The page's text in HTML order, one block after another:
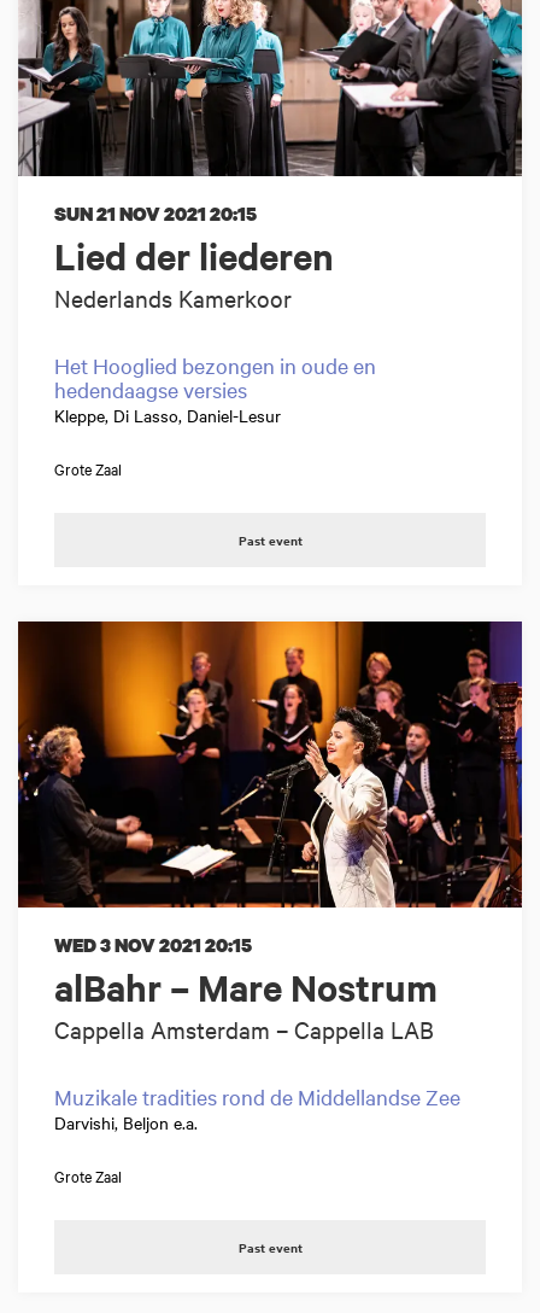
Lied der liederen
Nederlands Kamerkoor
SUN 21 NOV 202120:15
Het Hooglied bezongen in oude en
hedendaagse versies
Kleppe, Di Lasso, Daniel-Lesur
Grote Zaal
Past event
alBahr – Mare Nostrum
Cappella Amsterdam – Cappella LAB
WED 3 NOV 202120:15
Muzikale tradities rond de Middellandse Zee
Darvishi, Beljon e.a.
Grote Zaal
Past event